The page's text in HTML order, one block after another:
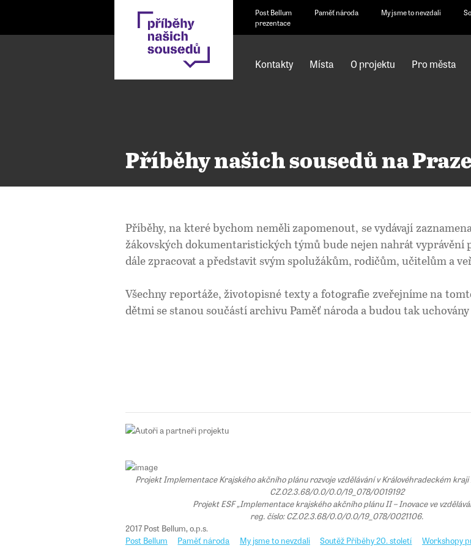
Post Bellum Paměť národa My jsme to nevzdali
prezentace
Kontakty Místa O projektu Pro města
Příběhy našich sousedů na
Příběhy, na které bychom neměli zapomenout, se vydávají
žákovských dokumentaristických týmů bude nejen nahrát
dále zpracovat a představit svým spolužákům, rodičům, učitelům a
Všechny reportáže, životopisné texty a fotografie zveřejníme na
dětmi se stanou součástí archivu Paměť národa a budou tak
Projekt Implementace Krajského akčního plánu rozvoje vzdělávání v Královéhradeckém
CZ.02.3.68/0.0/0.0/19_078/0019192
Projekt ESF „Implementace krajského akčního plánu II – Inovace ve
reg. číslo: CZ.02.3.68/0.0/0.0/19_078/0021106.
2017 Post Bellum, o.p.s.
Post Bellum
Paměť národa My jsme to nevzdali Soutěž Příběhy 20. století
Workshopy